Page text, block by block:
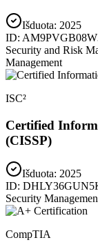
Išduota: 2025
ID:
Security and Risk
Management
ISC²
Certified
(CISSP)
Išduota: 2025
ID:
Security
CompTIA